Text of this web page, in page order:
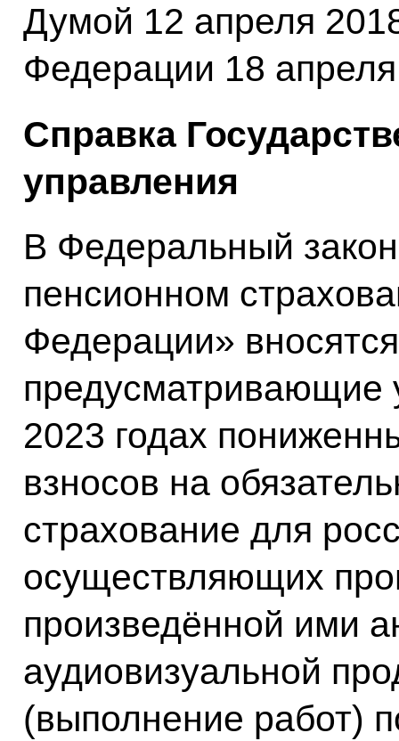
Думой 12 апреля
Федерации 18
Справка
управления
В Федеральный
пенсионном
Федерации»
предусматривающие
2023 годах
взносов на
страхование для
осуществляющих
произведённой ими
аудиовизуальной
(выполнение работ)